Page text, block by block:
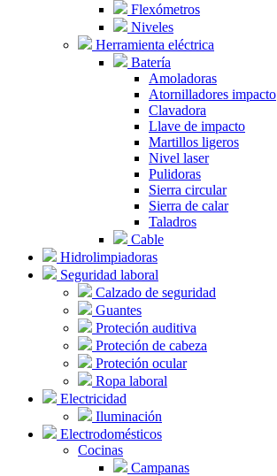
Flexómetros
Niveles
Herramienta eléctrica
Batería
Amoladoras
Atornilladores impacto
Clavadora
Llave de impacto
Martillos ligeros
Nivel laser
Pulidoras
Sierra circular
Sierra de calar
Taladros
Cable
Hidrolimpiadoras
Seguridad laboral
Calzado de seguridad
Guantes
Proteción auditiva
Proteción de cabeza
Proteción ocular
Ropa laboral
Electricidad
Iluminación
Electrodomésticos
Cocinas
Campanas